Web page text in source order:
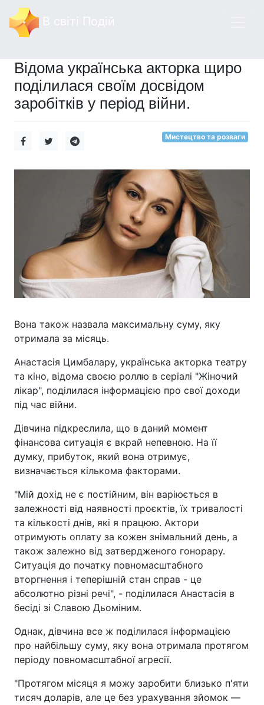
Відома українська акторка щиро
поділилася своїм досвідом
заробітків у період війни.
Мистецтво та розваги
Вона також назвала максимальну суму, яку
отримала за місяць.
Анастасія Цимбалару, українська акторка театру
та кіно, відома своєю роллю в серіалі "Жіночий
лікар", поділилася інформацією про свої доходи
під час війни.
Дівчина підкреслила, що в даний момент
фінансова ситуація є вкрай непевною. На її
думку, прибуток, який вона отримує,
визначається кількома факторами.
"Мій дохід не є постійним, він варіюється в
залежності від наявності проєктів, їх тривалості
та кількості днів, які я працюю. Актори
отримують оплату за кожен знімальний день, а
також залежно від затвердженого гонорару.
Ситуація до початку повномасштабного
вторгнення і теперішній стан справ - це
абсолютно різні речі", - поділилася Анастасія в
бесіді зі Славою Дьоміним.
Однак, дівчина все ж поділилася інформацією
про найбільшу суму, яку вона отримала протягом
періоду повномасштабної агресії.
"Протягом місяця я можу заробити близько п'яти
тисяч доларів, але це без урахування зйомок —